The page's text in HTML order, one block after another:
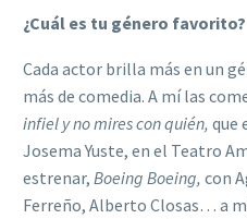
¿Cuál es tu género favorito?
Cada actor brilla más en un
más de comedia. A mí las
infiel y no mires con quién, que
Josema Yuste, en el Teatro
estrenar, Boeing Boeing, con
Ferreño, Alberto Closas… a